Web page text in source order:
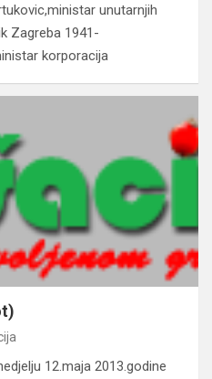
unutarnjih
Zagreba 1941-
korporacija
12.maja 2013.godine